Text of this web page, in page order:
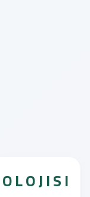
L O J I S I